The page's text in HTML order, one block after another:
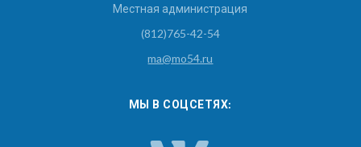
Местная администрация
(812)765-42-54
ma@mo54.ru
МЫ В СОЦСЕТЯХ: